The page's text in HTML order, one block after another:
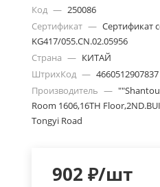
Код — 250086
Сертификат — Сертификат
KG417/055.CN.02.05956
Страна — КИТАЙ
ШтрихКод — 4660512907837
Производитель —
Room 1606,16TH
Tongyi Road
902 ₽/шт